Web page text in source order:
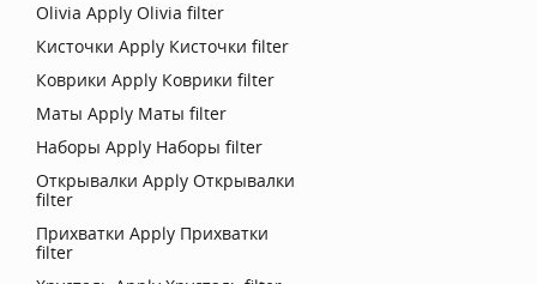
Olivia Apply Olivia filter
Кисточки Apply Кисточки filter
Коврики Apply Коврики filter
Маты Apply Маты filter
Наборы Apply Наборы filter
Открывалки Apply Открывалки
filter
Прихватки Apply Прихватки
filter